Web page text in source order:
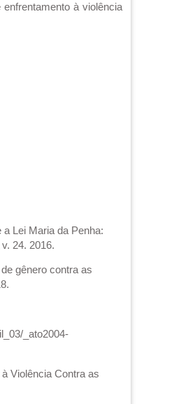
à violência
Lei Maria da Penha:
24. 2016.
gênero contra as
_ato2004-
Violência Contra as